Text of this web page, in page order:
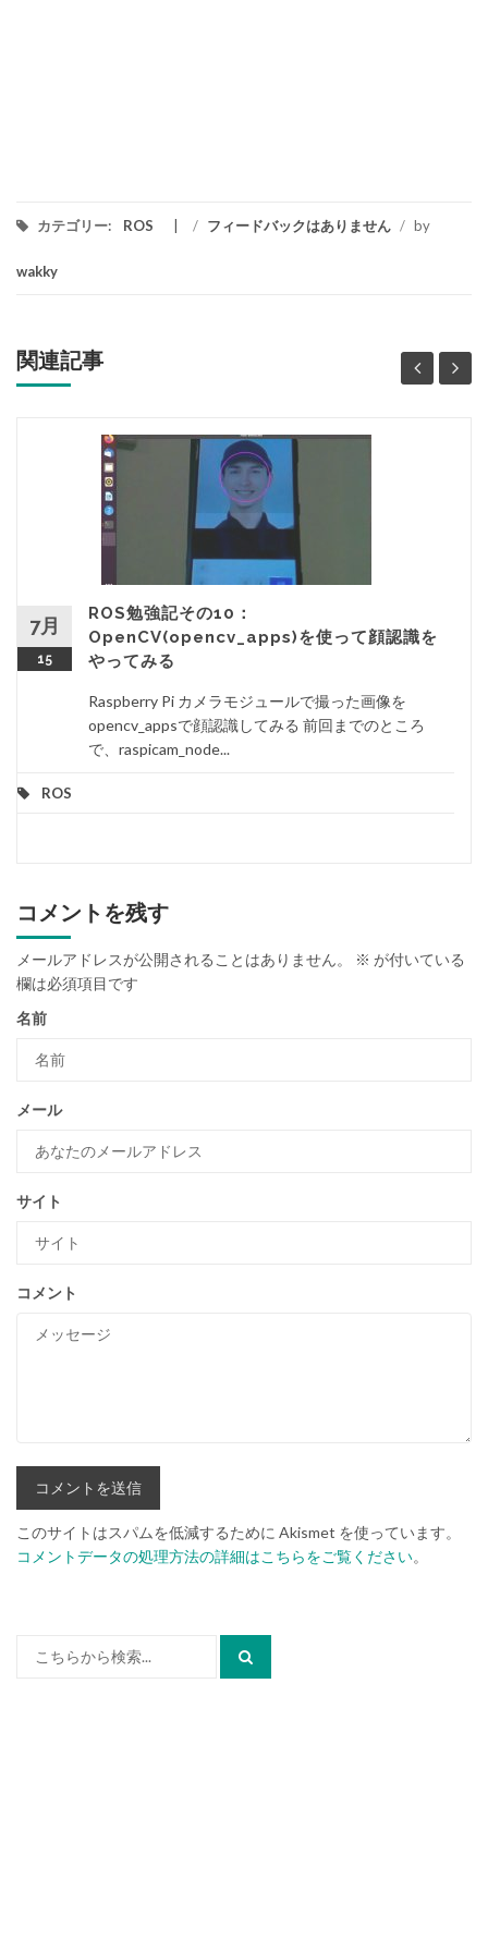
カテゴリー: ROS / フィードバックはありません / by
wakky
関連記事
7月
15
ROS勉強記その10：
OpenCV(opencv_apps)を使って顔認識を
やってみる
Raspberry Pi カメラモジュールで撮った画像を
opencv_appsで顔認識してみる 前回までのところ
で、raspicam_node...
ROS
コメントを残す
メールアドレスが公開されることはありません。 ※ が付いている
欄は必須項目です
名前
メール
サイト
コメント
このサイトはスパムを低減するために Akismet を使っています。
コメントデータの処理方法の詳細はこちらをご覧ください。